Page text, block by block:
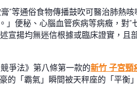
”等通俗食物傳播鼓吹可醫治肺熱
便秘、心腦血管疾病等病癥，對“
宣揚均無迷信根據或臨床證實，且
爭法》第八條第一款的新竹 子宮頸
「霸氣」瞬間被天秤座的「平衡